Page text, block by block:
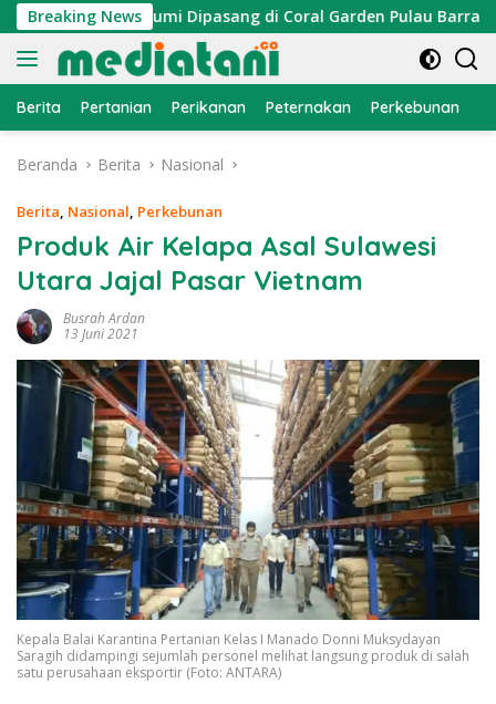
Langsung
ke
konten
Breaking News
Atraktor Cumi Dipasang di Coral Garden Pulau Barrang
Berita Pertanian Perikanan Peternakan Perkebunan
Beranda Berita Nasional
Berita, Nasional, Perkebunan
Produk Air Kelapa Asal Sulawesi
Utara Jajal Pasar Vietnam
Busrah Ardan
13 Juni 2021
Kepala Balai Karantina Pertanian Kelas I Manado Donni Muksydayan
Saragih didampingi sejumlah personel melihat langsung produk di salah
satu perusahaan eksportir (Foto: ANTARA)